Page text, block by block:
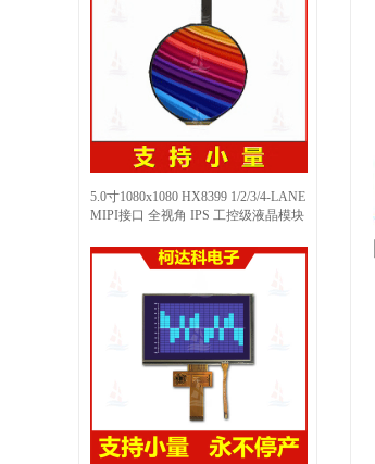
5.0寸1080x1080 HX8399 1/2/3/4-LANE
MIPI接口 全视角 IPS 工控级液晶模块